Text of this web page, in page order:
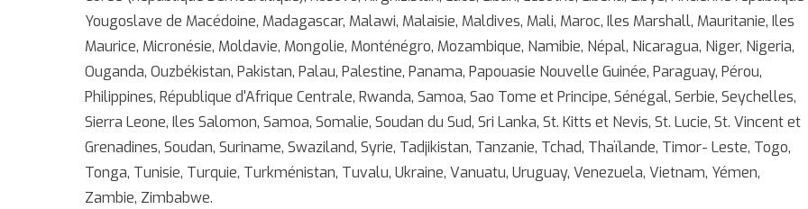
Yougoslave de Macédoine, Madagascar, Malawi, Malaisie, Maldives, Mali, Maroc, Iles Marshall, Mauritanie, Iles
Maurice, Micronésie, Moldavie, Mongolie, Monténégro, Mozambique, Namibie, Népal, Nicaragua, Niger, Nigeria,
Ouganda, Ouzbékistan, Pakistan, Palau, Palestine, Panama, Papouasie Nouvelle Guinée, Paraguay, Pérou,
Philippines, République d'Afrique Centrale, Rwanda, Samoa, Sao Tome et Principe, Sénégal, Serbie, Seychelles,
Sierra Leone, Iles Salomon, Samoa, Somalie, Soudan du Sud, Sri Lanka, St. Kitts et Nevis, St. Lucie, St. Vincent et
Grenadines, Soudan, Suriname, Swaziland, Syrie, Tadjikistan, Tanzanie, Tchad, Thaïlande, Timor- Leste, Togo,
Tonga, Tunisie, Turquie, Turkménistan, Tuvalu, Ukraine, Vanuatu, Uruguay, Venezuela, Vietnam, Yémen,
Zambie, Zimbabwe.